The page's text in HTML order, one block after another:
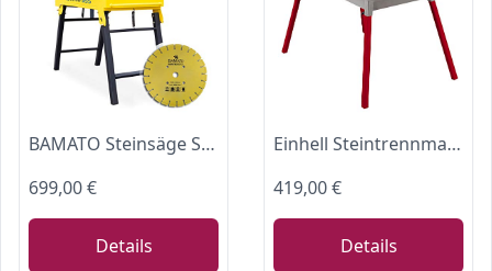
BAMATO Steinsäge STRM-355 Steintrennmaschine Nassschneider 2200W
699,00 €
Details
Einhell Steintrennmaschine TE-SC 570 L (1500 W, Max. Schnitthöhe 60 mm, Turbo Diamant Trennscheibe Ø250 x Ø25,4 mm, abnehmbarer Laser)
419,00 €
Details